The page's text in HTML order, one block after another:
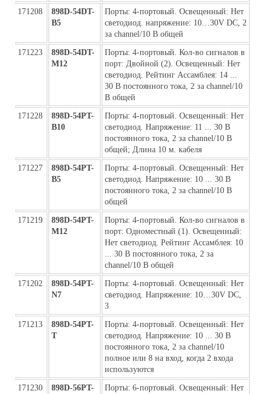
171208
898D-54DT-
B5
Порты: 4-портовый. Освещенный: Нет
светодиод. напряжение: 10…30V DC, 2
за channel/10 В общей
171223
898D-54DT-
M12
Порты: 4-портовый. Кол-во сигналов в
порт: Двойной (2). Освещенный: Нет
светодиод. Рейтинг Ассамблея: 14 ...
30 В постоянного тока, 2 за channel/10
В общей
171228
898D-54PT-
B10
Порты: 4-портовый. Освещенный: Нет
светодиод. Напряжение: 11 ... 30 В
постоянного тока, 2 за channel/10 В
общей; Длина 10 м. кабеля
171227
898D-54PT-
B5
Порты: 4-портовый. Освещенный: Нет
светодиод. Напряжение: 10 ... 30 В
постоянного тока, 2 за channel/10 В
общей
171219
898D-54PT-
M12
Порты: 4-портовый. Кол-во сигналов в
порт: Одноместный (1). Освещенный:
Нет светодиод. Рейтинг Ассамблея: 10
... 30 В постоянного тока, 2 за
channel/10 В общей
171202
898D-54PT-
N7
Порты: 4-портовый. Освещенный: Нет
светодиод. Напряжение: 10…30V DC,
3
171213
898D-54PT-
Т
Порты: 4-портовый. Освещенный: Нет
светодиод. Напряжение: 10 ... 30 В
постоянного тока, 2 за channel/10
полное или 8 на вход, когда 2 входа
используются
171230
898D-56PT-
Порты: 6-портовый. Освещенный: Нет